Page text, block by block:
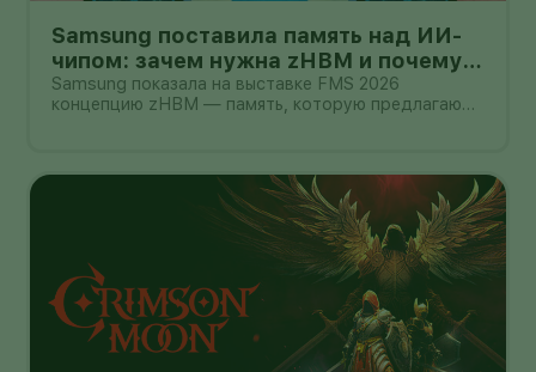
Samsung поставила память над ИИ-
чипом: зачем нужна zHBM и почему
это пока не смартфон
Samsung показала на выставке FMS 2026
концепцию zHBM — память, которую предлагают
восьмикратный прирост производительности
относительно HBM5,